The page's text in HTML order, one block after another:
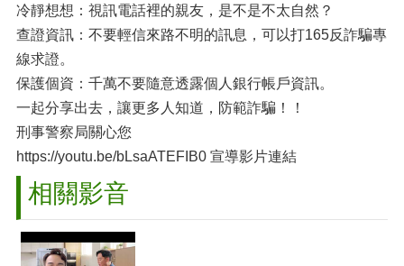
冷靜想想：視訊電話裡的親友，是不是不太自然？
查證資訊：不要輕信來路不明的訊息，可以打165反詐騙專
線求證。
保護個資：千萬不要隨意透露個人銀行帳戶資訊。
一起分享出去，讓更多人知道，防範詐騙！！
刑事警察局關心您
https://youtu.be/bLsaATEFIB0 宣導影片連結
相關影音